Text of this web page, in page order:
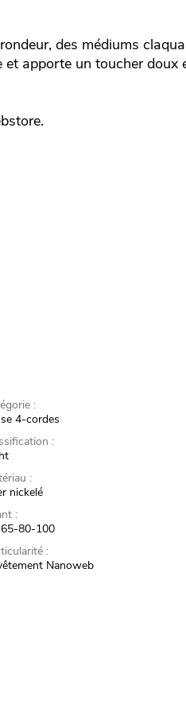
des médiums
et apporte un toucher doux
:
4-cordes
:
:
nickelé
:
80-100
:
Nanoweb